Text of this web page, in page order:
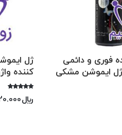
فوری و دائمی
ژل ایموشن مشکی
ژل
کننده
5.00
﷼